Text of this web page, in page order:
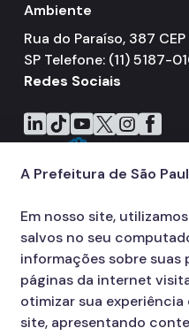
Ambiente
Rua do Paraíso, 387
SP Telefone: (11) 5187-
Redes Sociais
Icone do LinkedIn
Icone do TikTok
Icone do YouTube
Icone do X
Icone doIcone do
A Prefeitura de São
Em nosso site,
salvos no seu
informações sobre suas
páginas da internet
otimizar sua
site, apresentando